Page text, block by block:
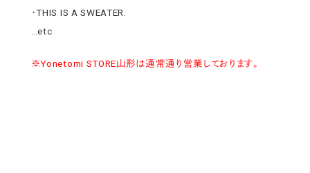
・THIS IS A SWEATER.
…etc
※Yonetomi STORE山形は通常通り営業しております。